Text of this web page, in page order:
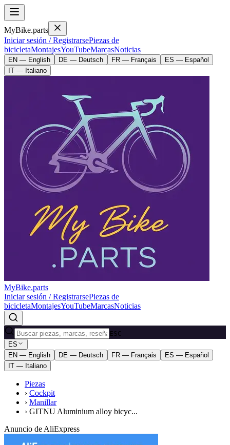
MyBike.parts
Iniciar sesión / RegistrarsePiezas de
bicicletaMontajesYouTubeMarcasNoticias
EN — English DE — Deutsch FR — Français
ES — Español
IT — Italiano
MyBike.parts
Iniciar sesión / RegistrarsePiezas de
bicicletaMontajesYouTubeMarcasNoticias
ESC
ES
EN — English
DE — Deutsch FR — Français
ES — Español
IT — Italiano
Piezas
› Cockpit
› Manillar
› GITNU Aluminium alloy bicyc...
Anuncio de AliExpress